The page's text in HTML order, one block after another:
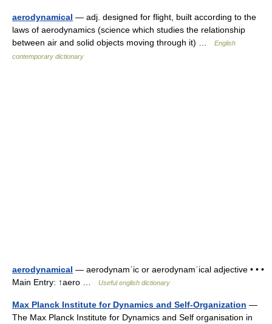
aerodynamical — adj. designed for flight, built according to the
laws of aerodynamics (science which studies the relationship
between air and solid objects moving through it) …
English
contemporary dictionary
aerodynamical — aerodynamˈic or aerodynamˈical adjective • • •
Main Entry: ↑aero …
Useful english dictionary
Max Planck Institute for Dynamics and Self-Organization —
The Max Planck Institute for Dynamics and Self organisation in